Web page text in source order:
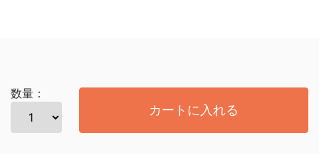
数量：
カートに入れる